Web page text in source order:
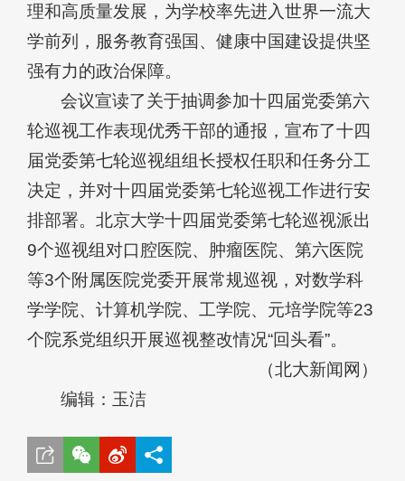
理和高质量发展，为学校率先进入世界一流大
学前列，服务教育强国、健康中国建设提供坚
强有力的政治保障。
会议宣读了关于抽调参加十四届党委第六
轮巡视工作表现优秀干部的通报，宣布了十四
届党委第七轮巡视组组长授权任职和任务分工
决定，并对十四届党委第七轮巡视工作进行安
排部署。北京大学十四届党委第七轮巡视派出
9个巡视组对口腔医院、肿瘤医院、第六医院
等3个附属医院党委开展常规巡视，对数学科
学学院、计算机学院、工学院、元培学院等23
个院系党组织开展巡视整改情况“回头看”。
（北大新闻网）
编辑：玉洁